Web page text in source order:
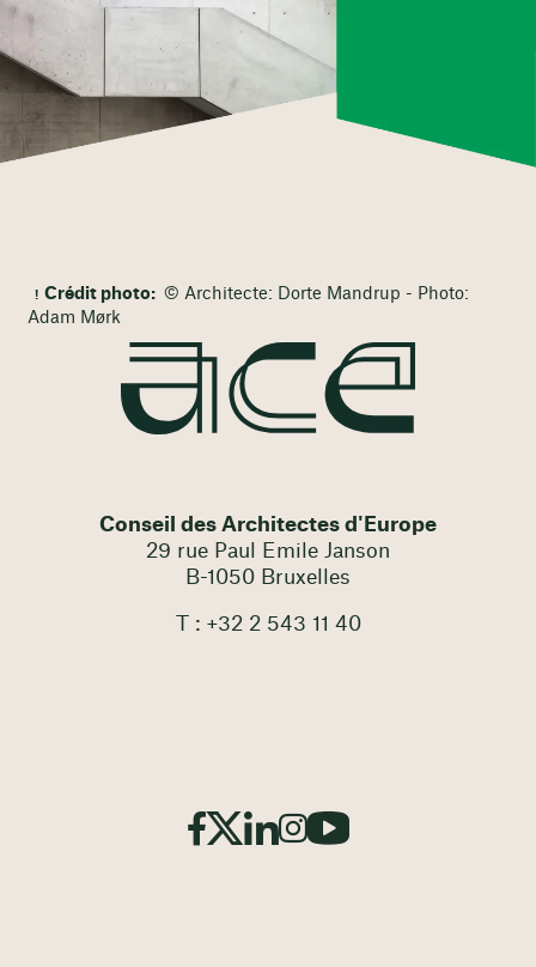
Crédit photo: © Architecte: Dorte Mandrup - Photo:
Adam Mørk
Conseil des Architectes d'Europe
29 rue Paul Emile Janson
B-1050 Bruxelles
T : +32 2 543 11 40